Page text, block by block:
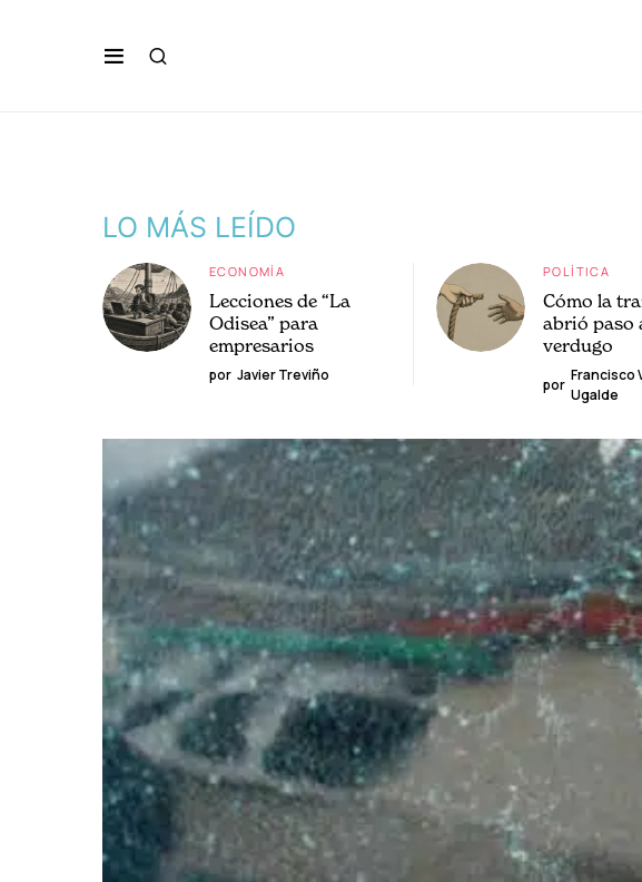
LO MÁS LEÍDO
ECONOMÍA
Lecciones de “La
Odisea” para
empresarios
por Javier Treviño
POLÍTICA
Cómo la
abrió paso
verdugo
por
Francisco
Ugalde